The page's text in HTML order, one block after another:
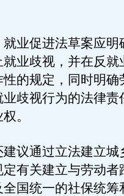
促进法草案应明
业歧视，并在反就
的规定，同时明确
歧视行为的法律责
。
通过立法建立城
有关建立与劳动者
国统一的社保统筹